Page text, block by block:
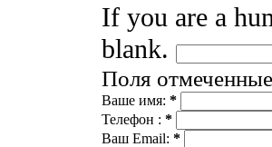
If you are a
blank.
Поля
Ваше имя: *
Телефон : *
Ваш Email: *